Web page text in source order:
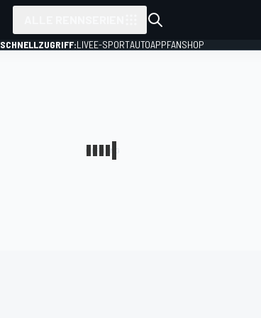
SCHNELLZUGRIFF:LIVEE-SPORTAUTOAPPFANSHOP